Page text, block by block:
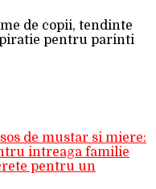
de copii, tendinte
pentru parinti
de mustar si miere:
intreaga familie
pentru un